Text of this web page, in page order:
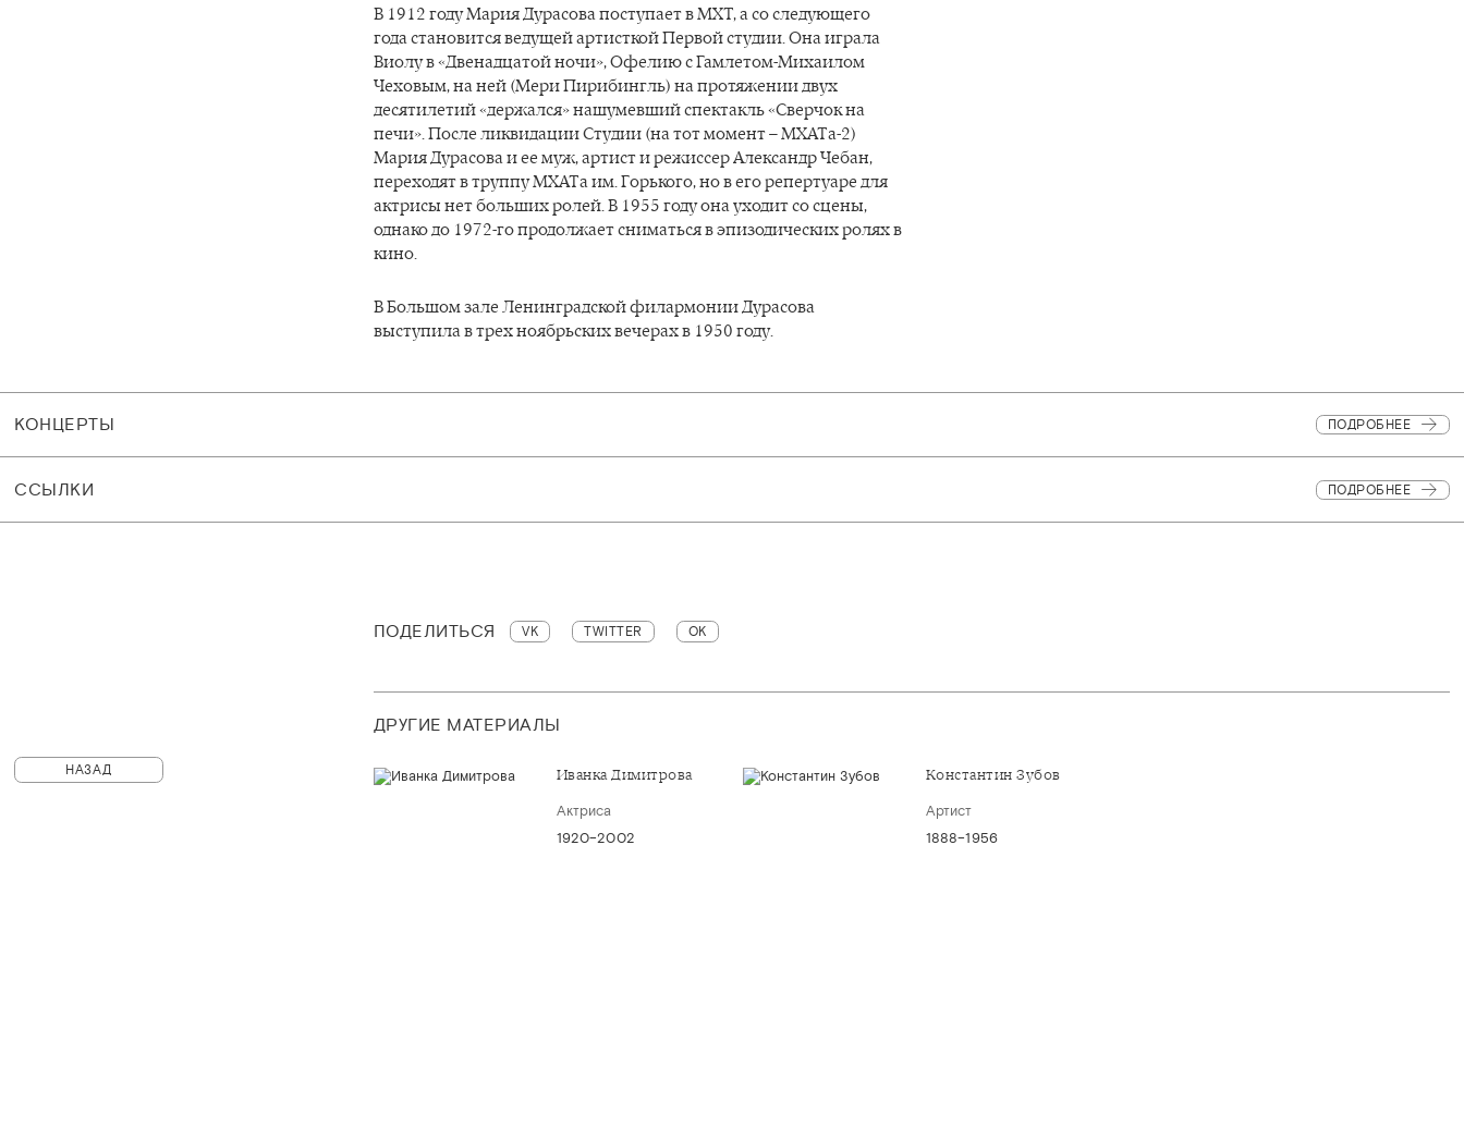
В 1912 году Мария Дурасова поступает в МХТ, а со следующего
года становится ведущей артисткой Первой студии. Она играла
Виолу в «Двенадцатой ночи», Офелию с Гамлетом-Михаилом
Чеховым, на ней (Мери Пирибингль) на протяжении двух
десятилетий «держался» нашумевший спектакль «Сверчок на
печи». После ликвидации Студии (на тот момент – МХАТа-2)
Мария Дурасова и ее муж, артист и режиссер Александр Чебан,
переходят в труппу МХАТа им. Горького, но в его репертуаре для
актрисы нет больших ролей. В 1955 году она уходит со сцены,
однако до 1972-го продолжает сниматься в эпизодических ролях в
кино.
В Большом зале Ленинградской филармонии Дурасова
выступила в трех ноябрьских вечерах в 1950 году.
КОНЦЕРТЫ ПОДРОБНЕЕ
CСЫЛКИ ПОДРОБНЕЕ
ПОДЕЛИТЬСЯ VK TWITTER OK
ДРУГИЕ МАТЕРИАЛЫ
Константин Зубов
Артист
1888–1956
Иванка Димитрова
Актриса
1920–2002
НАЗАД